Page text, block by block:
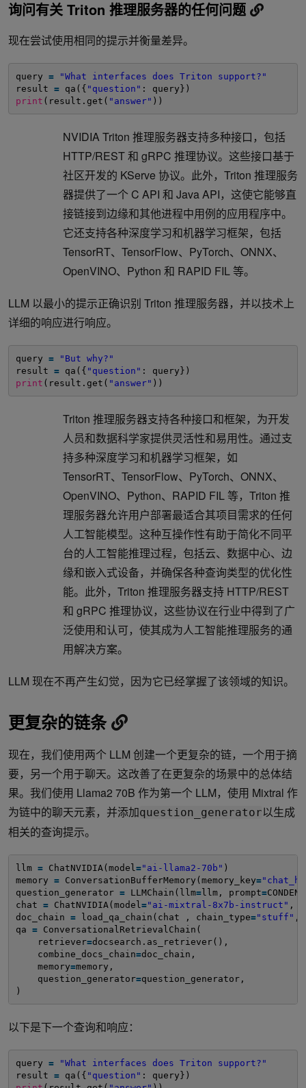
询问有关 Triton 推理服务器的任何问题
现在尝试使用相同的提示并衡量差异。
query =
"What interfaces does Triton support?"
result = qa({ "question" : query})
print (result.get( "answer" ))
NVIDIA Triton 推理服务器支持多种接口，包括
HTTP/REST 和 gRPC 推理协议。这些接口基于
社区开发的 KServe 协议。此外，Triton 推理服务
器提供了一个 C API 和 Java API，这使它能够直
接链接到边缘和其他进程中用例的应用程序中。
它还支持各种深度学习和机器学习框架，包括
TensorRT、TensorFlow、PyTorch、ONNX、
OpenVINO、Python 和 RAPID FIL 等。
LLM 以最小的提示正确识别 Triton 推理服务器，并以技术上
详细的响应进行响应。
query =
"But why?"
result = qa({ "question" : query})
print (result.get( "answer" ))
Triton 推理服务器支持各种接口和框架，为开发
人员和数据科学家提供灵活性和易用性。通过支
持多种深度学习和机器学习框架，如
TensorRT、TensorFlow、PyTorch、ONNX、
OpenVINO、Python、RAPID FIL 等，Triton 推
理服务器允许用户部署最适合其项目需求的任何
人工智能模型。这种互操作性有助于简化不同平
台的人工智能推理过程，包括云、数据中心、边
缘和嵌入式设备，并确保各种查询类型的优化性
能。此外，Triton 推理服务器支持 HTTP/REST
和 gRPC 推理协议，这些协议在行业中得到了广
泛使用和认可，使其成为人工智能推理服务的通
用解决方案。
LLM 现在不再产生幻觉，因为它已经掌握了该领域的知识。
更复杂的链条
现在，我们使用两个 LLM 创建一个更复杂的链，一个用于摘
要，另一个用于聊天。这改善了在更复杂的场景中的总体结
果。我们使用 Llama2 70B 作为第一个 LLM，使用 Mixtral 作
为链中的聊天元素，并添加question_generator以生成
相关的查询提示。
llm = ChatNVIDIA(model ="ai-llama2-70b" )
memory = ConversationBufferMemory(memory_key=
question_generator = LLMChain(llm=llm, prompt=
chat = ChatNVIDIA(model ="ai-mixtral-8x7b-instruct" ,
doc_chain = load_qa_chain(chat , chain_type="stuff" ,
qa =
ConversationalRetrievalChain(
retriever=docsearch.as_retriever(),
combine_docs_chain=doc_chain,
memory=memory,
question_generator=question_generator,
)
以下是下一个查询和响应：
query =
"What interfaces does Triton support?"
result = qa({ "question" : query})